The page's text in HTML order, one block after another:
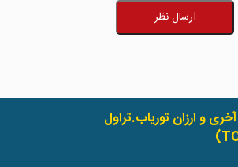
ارسال نظر
و ارزان توریاب.تراول